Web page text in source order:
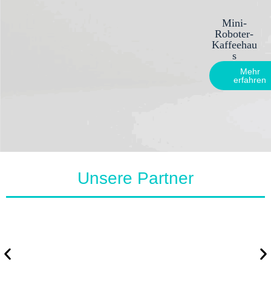
Mini-
Roboter-
Kaffeehau
s
Mehr
erfahren
Unsere Partner